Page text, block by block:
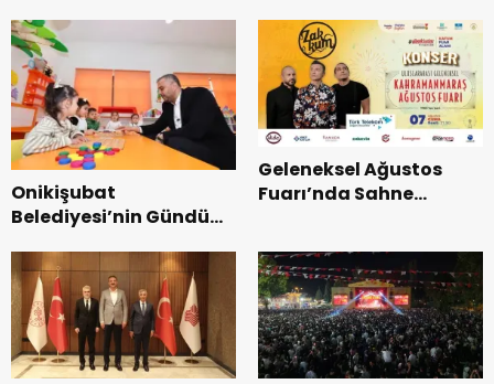
Onikişubat
Belediyesi’nin Gündüz
dönemin ön kayıtları
başladı.
Geleneksel Ağustos
Fuarı’nda Sahne